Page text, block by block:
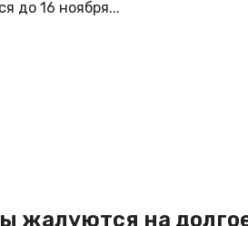
до 16 ноября...
жалуются на